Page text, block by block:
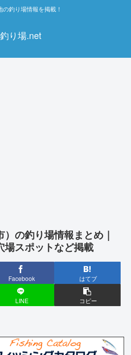
の釣り場情報を掲載！
釣り場.net
の釣り場情報まとめ｜
場スポットなど掲載
Facebook はてブ
LINE コピー